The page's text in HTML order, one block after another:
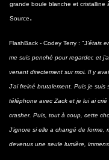
grande boule blanche et cristalline
Source.
FlashBack - Codey Terry : "J'étais
me suis penché pour regarder, et
venant directement sur moi. Il y
J'ai freiné brutalement. Puis je suis
téléphone avec Zack et je lui ai
crasher. Puis, tout à coup, cette
J'ignore si elle a changé de forme,
devenus une seule lumière,